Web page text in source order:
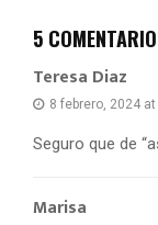
5
Teresa Diaz
8 febrero, 2024
Seguro que de
Marisa